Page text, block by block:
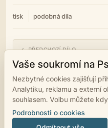
tisk podobná díla
← PŘEDCHOZÍ DÍLO
večerní zazen a další texty
Vaše soukromí na
Nezbytné cookies zajišťují
Analytiku, reklamu a externí
souhlasem. Volbu můžete
Podrobnosti o cookies